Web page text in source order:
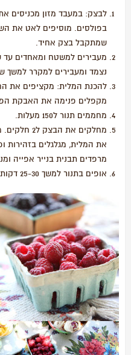
לבצק: במעבד מזון מכניסים
בפולסים. מוסיפים לאט את
שמתקבל בצק אחיד.
מעבירים למשטח ומאחדים עד
נצמד ומעבירים למקרר למשך
להכנת המלית: מקציפים את
מקפלים פנימה את האבקת
מחממים תנור ל150 מעלות.
מרפדים תבנית בנייר אפייה
אופים בתנור למשך 25-30 דקות עד שהבצק מקבל גוון זהוב.